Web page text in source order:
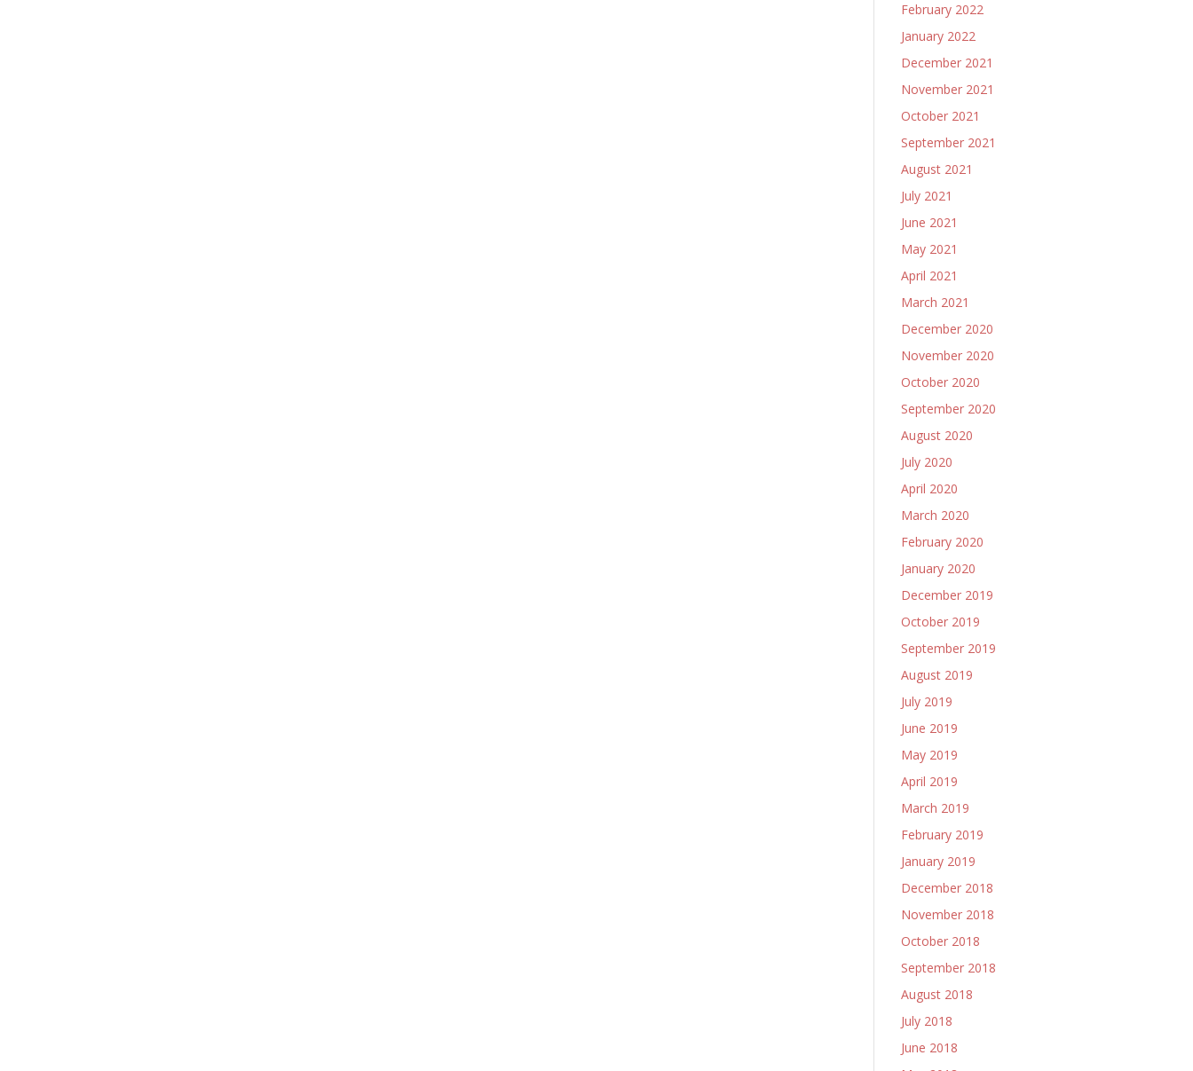
February 2022
January 2022
December 2021
November 2021
October 2021
September 2021
August 2021
July 2021
June 2021
May 2021
April 2021
March 2021
December 2020
November 2020
October 2020
September 2020
August 2020
July 2020
April 2020
March 2020
February 2020
January 2020
December 2019
October 2019
September 2019
August 2019
July 2019
June 2019
May 2019
April 2019
March 2019
February 2019
January 2019
December 2018
November 2018
October 2018
September 2018
August 2018
July 2018
June 2018